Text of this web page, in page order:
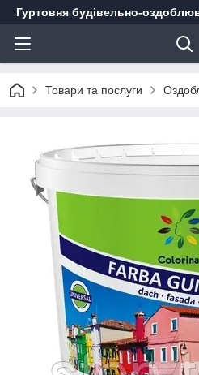
Гуртовня будівельно-
Товари та послуги